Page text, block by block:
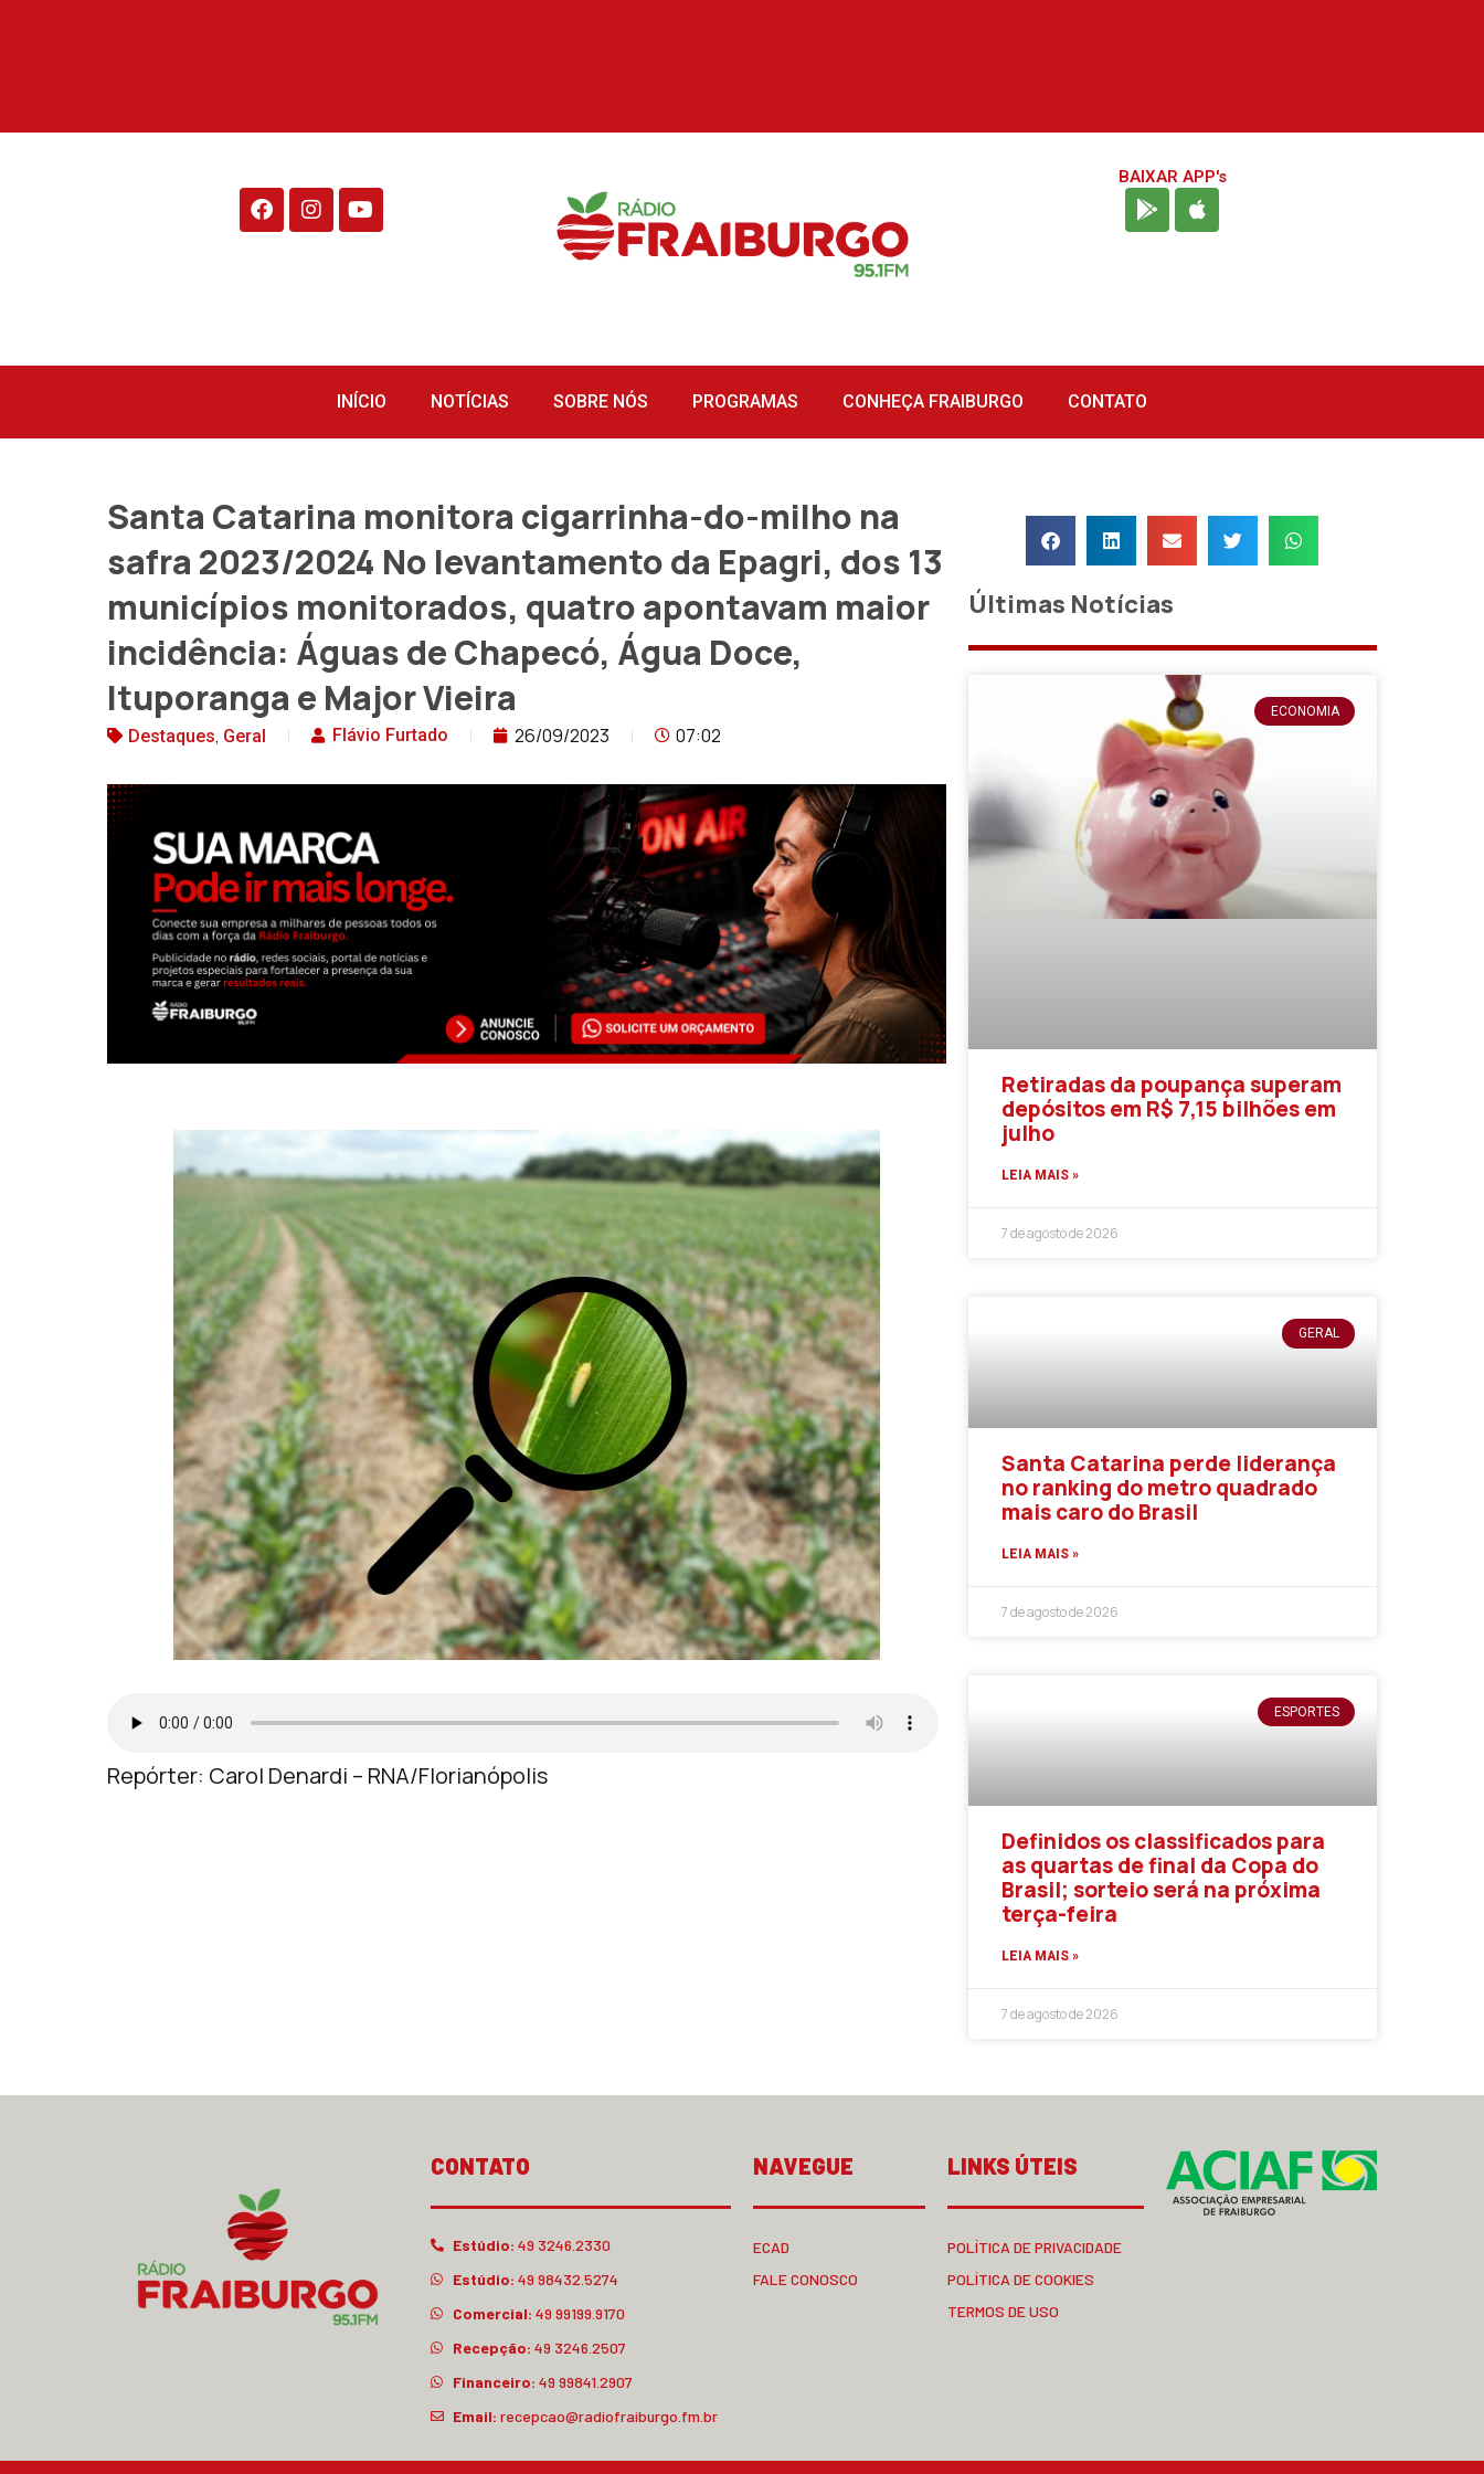
BAIXAR APP's
INÍCIO NOTÍCIAS SOBRE NÓS PROGRAMAS CONHEÇA FRAIBURGO CONTATO
Santa Catarina monitora cigarrinha-do-milho na
safra 2023/2024 No levantamento da Epagri, dos 13
municípios monitorados, quatro apontavam maior
incidência: Águas de Chapecó, Água Doce,
Ituporanga e Major Vieira
Destaques, Geral Flávio Furtado 26/09/2023 07:02
Repórter: Carol Denardi – RNA/Florianópolis
Últimas Notícias
ECONOMIA
Retiradas da poupança superam
depósitos em R$ 7,15 bilhões em
julho
LEIA MAIS »
7 de agosto de 2026
GERAL
Santa Catarina perde liderança
no ranking do metro quadrado
mais caro do Brasil
LEIA MAIS »
7 de agosto de 2026
ESPORTES
Definidos os classificados para
as quartas de final da Copa do
Brasil; sorteio será na próxima
terça-feira
LEIA MAIS »
7 de agosto de 2026
CONTATO
Estúdio: 49 3246.2330
Estúdio: 49 98432.5274
Comercial: 49 99199.9170
Recepção: 49 3246.2507
Financeiro: 49 99841.2907
Email: recepcao@radiofraiburgo.fm.br
NAVEGUE
ECAD
FALE CONOSCO
LINKS ÚTEIS
POLÍTICA DE PRIVACIDADE
POLÍTICA DE COOKIES
TERMOS DE USO